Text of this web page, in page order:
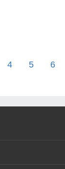
4 5 6